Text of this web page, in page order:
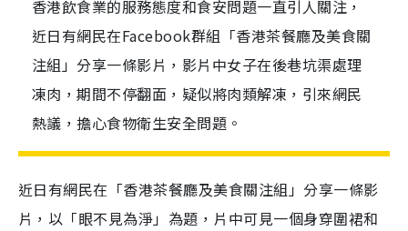
香港飲食業的服務態度和食安問題一直引人關注，
近日有網民在Facebook群組「香港茶餐廳及美食關
注組」分享一條影片，影片中女子在後巷坑渠處理
凍肉，期間不停翻面，疑似將肉類解凍，引來網民
熱議，擔心食物衛生安全問題。
近日有網民在「香港茶餐廳及美食關注組」分享一條影
片，以「眼不見為淨」為題，片中可見一個身穿圍裙和